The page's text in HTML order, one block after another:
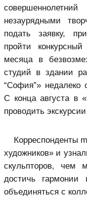
незаурядными
подать заявку,
пройти
месяца в
студий в здании
“София”» недалеко
С конца августа в
проводить
Корреспонденты
художников» и
скульпторов, чем
достичь
объединяться с